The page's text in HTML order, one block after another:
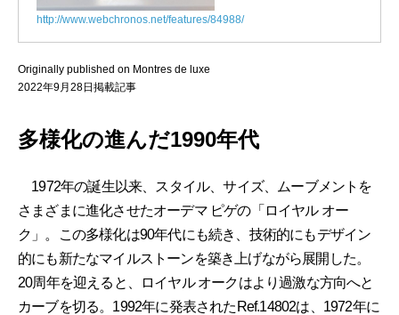
http://www.webchronos.net/features/84988/
Originally published on Montres de luxe
2022年9月28日掲載記事
多様化の進んだ1990年代
1972年の誕生以来、スタイル、サイズ、ムーブメントを
さまざまに進化させたオーデマ ピゲの「ロイヤル オー
ク」。この多様化は90年代にも続き、技術的にもデザイン
的にも新たなマイルストーンを築き上げながら展開した。
20周年を迎えると、ロイヤル オークはより過激な方向へと
カーブを切る。1992年に発表されたRef.14802は、1972年に